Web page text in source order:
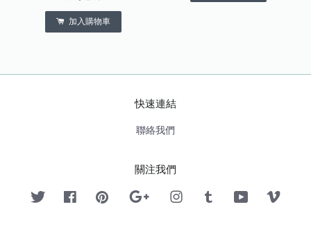
加入購物車
快速連結
聯絡我們
關注我們
Twitter FacebookPinterest Google InstagramTumblr YouTube